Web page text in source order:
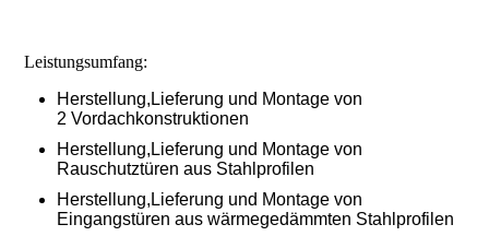
Leistungsumfang:
Herstellung,Lieferung und Montage von
2 Vordachkonstruktionen
Herstellung,Lieferung und Montage von
Rauschutztüren aus Stahlprofilen
Herstellung,Lieferung und Montage von
Eingangstüren aus wärmegedämmten Stahlprofilen